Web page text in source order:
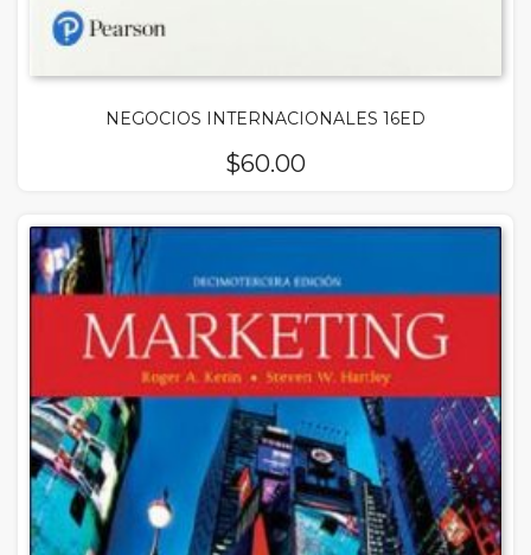
NEGOCIOS INTERNACIONALES 16ED
$60.00